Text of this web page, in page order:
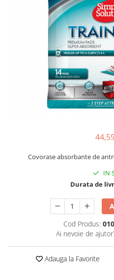
Covorase absorbante de
IN
Durata de
Cod Produs:
Ai nevoie de
Adauga la Favorite